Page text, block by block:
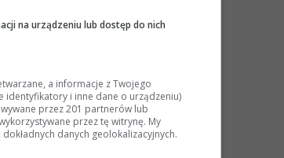
po włączeniu
jeśli to nie pomoże to co
na urządzeniu lub dostęp do nich
a informacje z Twojego
identyfikatory i inne dane o urządzeniu)
przez 201 partnerów lub
przez tę witrynę. My
danych geolokalizacyjnych.